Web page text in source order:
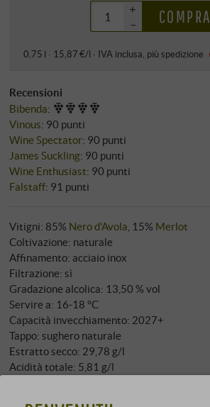
+
–
COMPRA
0,75 l · 15,87 €/l · IVA inclusa , più spedizione
Recensioni
Bibenda:
Vinous: 90 punti
Wine Spectator: 90 punti
James Suckling: 90 punti
Wine Enthusiast: 90 punti
Falstaff: 91 punti
Vitigni: 85% Nero d'Avola , 15% Merlot
Coltivazione: naturale
Affinamento: acciaio inox
Filtrazione: sì
Gradazione alcolica: 13,50 % vol
Servire a: 16‑18 °C
Capacità invecchiamento: 2027+
Tappo: sughero naturale
Estratto secco: 29,78 g/l
Acidità totale: 5,81 g/l